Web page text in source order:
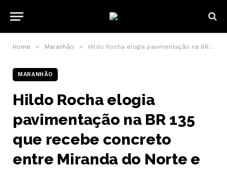
Home » Maranhão » Hildo Rocha elogia pavimentação na BR 135 que recebe concreto entre Miranda do Norte e Alto Alegre
MARANHÃO
Hildo Rocha elogia
pavimentação na BR 135
que recebe concreto
entre Miranda do Norte e